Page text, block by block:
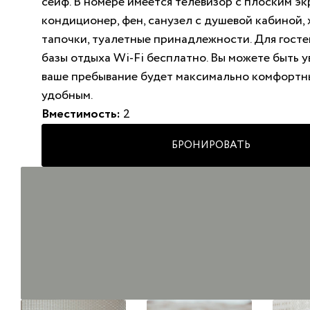
кондиционер, фен, санузел с душевой кабиной,
тапочки, туалетные принадлежности. Для
базы отдыха Wi-Fi бесплатно. Вы можете быть
ваше пребывание будет максимально
удобным.
Вместимость: 2
БРОНИРОВАТЬ